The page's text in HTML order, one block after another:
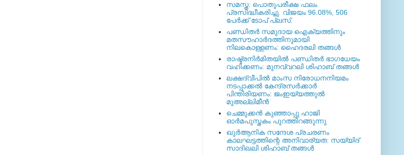
സമസ്ത: പൊതുപരീക്ഷ ഫലം
പ്രസിദ്ധീകരിച്ചു. വിജയം 96.08%, 506
പേര്‍ക്ക് ടോപ് പ്ലസ്.
പണ്ഡിതര്‍ സമുദായ ഐക്യത്തിനും
മതസൗഹാര്‍ദത്തിനുമായി
നിലകൊള്ളണം: ഹൈദരലി തങ്ങള്‍
രാഷ്ട്രനിര്‍മിതയില്‍ പണ്ഡിതര്‍ ഭാഗധേയം
വഹിക്കണം: മുനവ്വറലി ശിഹാബ് തങ്ങള്‍
ലക്ഷദ്വീപില്‍ മാംസ നിരോധനനിയമം
നടപ്പാക്കല്‍ കേന്ദ്രസര്‍ക്കാര്‍
പിന്തിരിയണം: ജംഇയ്യത്തുല്‍
മുഅല്ലിമീന്‍
ചെമ്മുക്കന്‍ കുഞ്ഞാപ്പു ഹാജി
ഓര്‍മപുസ്തകം പുറത്തിറങ്ങുന്നു
ഖുര്‍ആനിക സന്ദേശ പ്രചരണം
കാലഘട്ടത്തിന്റെ അനിവാര്യത: സയ്യിദ്
സാദിഖലി ശിഹാബ് തങ്ങള്‍